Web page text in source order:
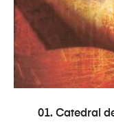
01. Catedral